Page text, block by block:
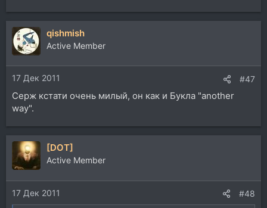
qishmish
Active Member
17 Дек 2011 #47
Серж кстати очень милый, он как и Букла "another
way".
[DOT]
Active Member
17 Дек 2011 #48